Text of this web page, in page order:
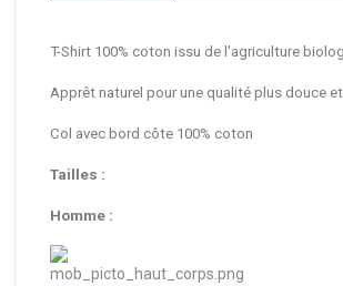
T-Shirt 100% coton issu de l'agriculture
Apprêt naturel pour une qualité plus douce
Col avec bord côte 100% coton
Tailles :
Homme :